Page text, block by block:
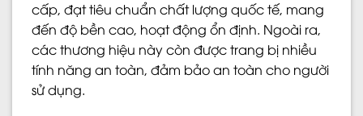
cấp, đạt tiêu chuẩn chất lượng quốc tế, mang
đến độ bền cao, hoạt động ổn định. Ngoài ra,
các thương hiệu này còn được trang bị nhiều
tính năng an toàn, đảm bảo an toàn cho người
sử dụng.